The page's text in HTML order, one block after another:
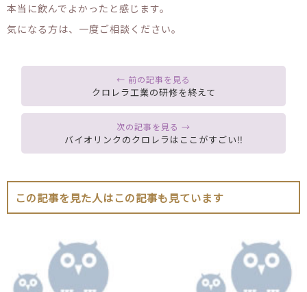
本当に飲んでよかったと感じます。
気になる方は、一度ご相談ください。
クロレラ工業の研修を終えて
バイオリンクのクロレラはここがすごい‼
この記事を見た人はこの記事も見ています